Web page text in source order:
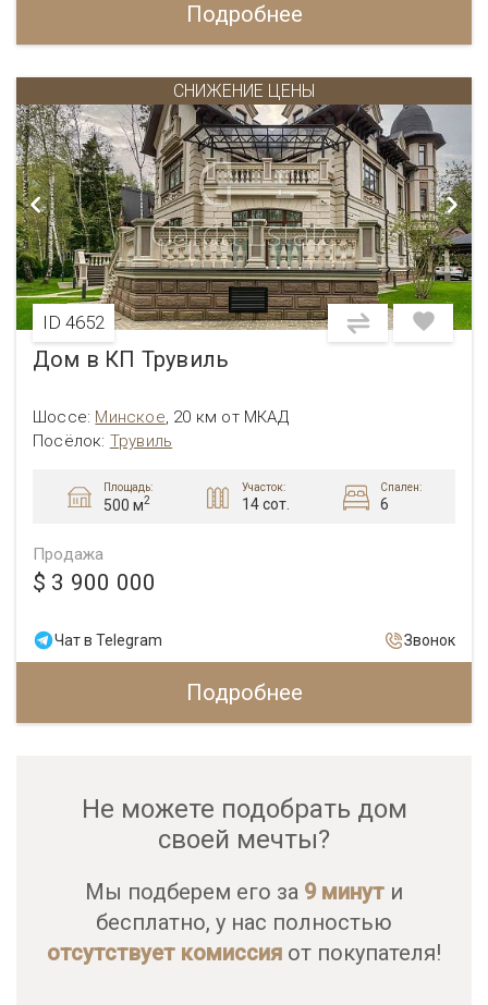
Подробнее
СНИЖЕНИЕ ЦЕНЫ
ID 4652
Дом в КП Трувиль
Шоссе: Минское, 20 км от МКАД
Посёлок: Трувиль
Площадь:
500 м2
Участок:
14 сот.
Спален:
6
Продажа
$ 3 900 000
Чат в Telegram Звонок
Подробнее
Не можете подобрать дом
своей мечты?
Мы подберем его за 9 минут и
бесплатно, у нас полностью
отсутствует комиссия от покупателя!